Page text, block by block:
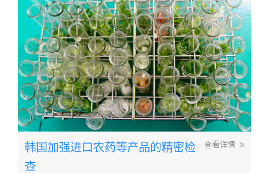
查看详情
韩国加强进口农药等产品的精密检
查